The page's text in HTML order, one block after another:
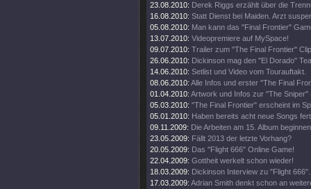
23.08.2010: Derek Riggs erzählt über die
16.08.2010: Statt Dienst bei Maiden. Arzt
05.08.2010: Man kann das "Final Frontier"
13.07.2010: Videopremiere auf MySpace!
09.07.2010: Trailer zum "The Final Frontier"
26.06.2010: Dickinson mag den "El Dorado"
14.06.2010: Setlist und Video vom Tourauftakt.
08.06.2010: Alle Infos und erster "The Final
01.04.2010: Artwork und Infos zur "The Sniper"
05.03.2010: "The Final Frontier" erscheint im
05.01.2010: Haben bereits acht neue Songs
09.11.2009: Die Arbeiten am 15. Album
23.05.2009: Fällt 2013 der letzte Vorhang?
20.05.2009: Das "Flight 666" Online Game!
22.04.2009: Gottheit werkelt schon wieder!
18.03.2009: Dickinson Interview zu "Flight 666".
17.03.2009: Adrian Smith denkt schon an